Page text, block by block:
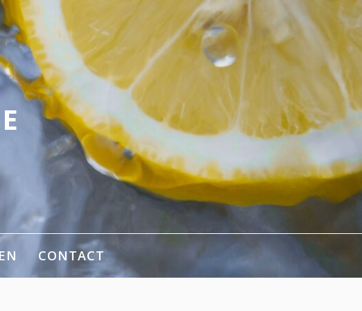
CONTACT